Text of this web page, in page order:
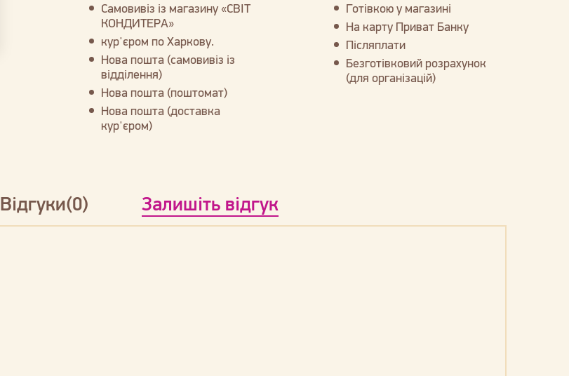
Самовивіз із магазину «СВІТ
КОНДИТЕРА»
кур'єром по Харкову.
Нова пошта (самовивіз із
відділення)
Нова пошта (поштомат)
Нова пошта (доставка
кур'єром)
Готівкою у магазині
На карту Приват Банку
Післяплати
Безготівковий розрахунок
(для організацій)
Відгуки(0) Залишіть відгук